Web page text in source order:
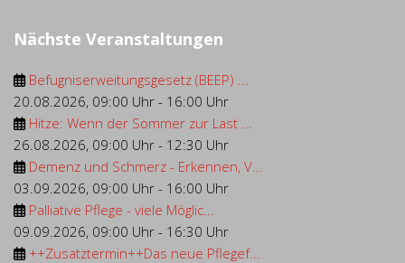
Nächste Veranstaltungen
Befugniserweitungsgesetz (BEEP) ...
20.08.2026, 09:00 Uhr - 16:00 Uhr
Hitze: Wenn der Sommer zur Last ...
26.08.2026, 09:00 Uhr - 12:30 Uhr
Demenz und Schmerz - Erkennen, V...
03.09.2026, 09:00 Uhr - 16:00 Uhr
Palliative Pflege - viele Möglic...
09.09.2026, 09:00 Uhr - 16:30 Uhr
++Zusatztermin++Das neue Pflegef...